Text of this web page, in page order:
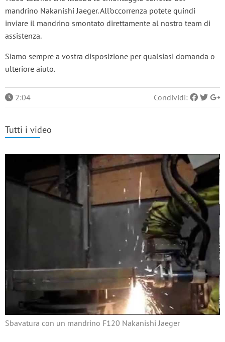
mandrino Nakanishi Jaeger. All’occorrenza potete quindi
inviare il mandrino smontato direttamente al nostro team di
assistenza.
Siamo sempre a vostra disposizione per qualsiasi domanda o
ulteriore aiuto.
2:04 Condividi:
Tutti i video
Sbavatura con un mandrino F120 Nakanishi Jaeger